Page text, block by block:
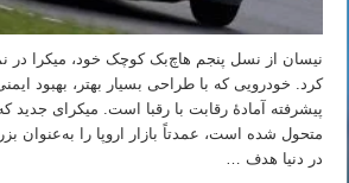
نیسان از نسل پنجم هاچ‌بک کوچک خود، میکرا در
کرد. خودرویی که با طراحی بسیار بهتر، بهبود
پیشرفته آمادهٔ رقابت با رقبا است. میکرای جدید
متحول شده است، عمدتاً بازار اروپا را به‌عنوان
در دنیا هدف …